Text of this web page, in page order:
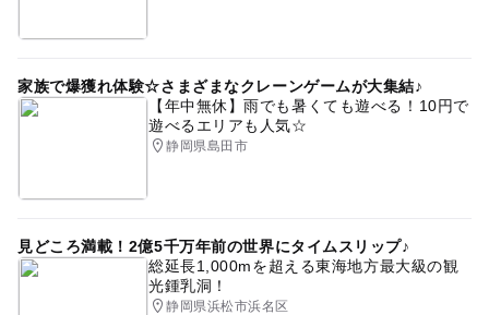
家族で爆獲れ体験☆さまざまなクレーンゲームが大集結♪
【年中無休】雨でも暑くても遊べる！10円で
遊べるエリアも人気☆
静岡県島田市
見どころ満載！2億5千万年前の世界にタイムスリップ♪
総延長1,000mを超える東海地方最大級の観
光鍾乳洞！
静岡県浜松市浜名区